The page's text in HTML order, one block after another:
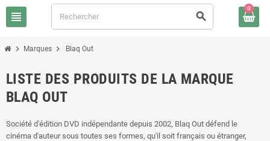
view_headline search
0
chevron_right Marques chevron_right Blaq Out
LISTE DES PRODUITS DE LA MARQUE
BLAQ OUT
Société d'édition DVD indépendante depuis 2002, Blaq Out défend le
cinéma d'auteur sous toutes ses formes, qu'il soit français ou étranger,